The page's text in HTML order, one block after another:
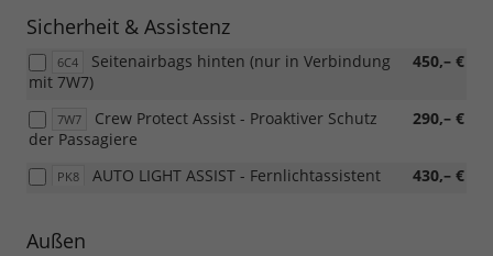
Sicherheit & Assistenz
6C4 450,– €
Seitenairbags hinten (nur in Verbindung
mit 7W7)
7W7 290,– €
Crew Protect Assist - Proaktiver Schutz
der Passagiere
PK8 430,– €
AUTO LIGHT ASSIST - Fernlichtassistent
Außen